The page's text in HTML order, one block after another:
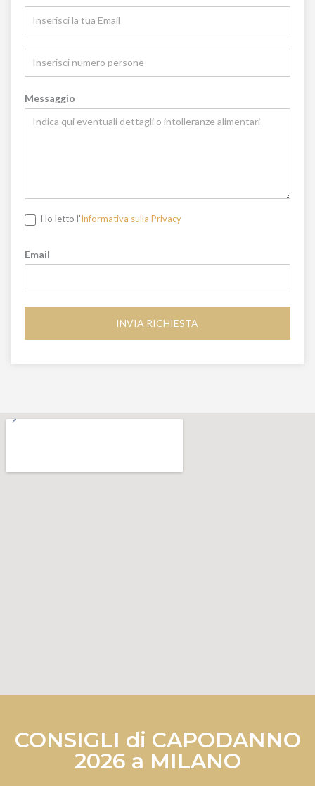
Messaggio
Ho letto l'Informativa sulla Privacy
Email
INVIA RICHIESTA
CONSIGLI di CAPODANNO
2026 a MILANO